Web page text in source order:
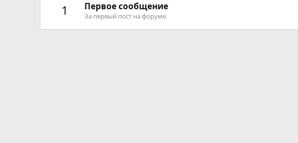
1 Первое сообщение
За первый пост на форуме.